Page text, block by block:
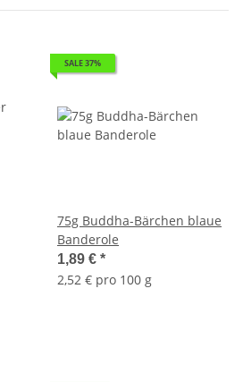
SALE 37%
75g Buddha-Bärchen blaue
Banderole
1,89 € *
2,52 € pro 100 g